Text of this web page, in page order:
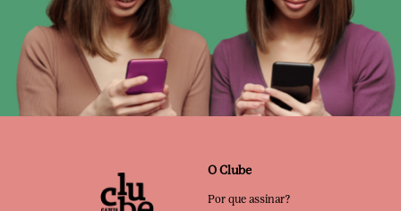
O Clube
Por que assinar?